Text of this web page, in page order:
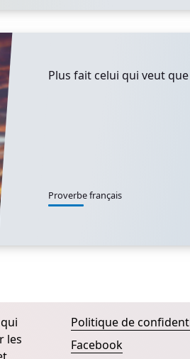
Plus fait celui qui veut
Proverbe français
les
Politique de
Facebook